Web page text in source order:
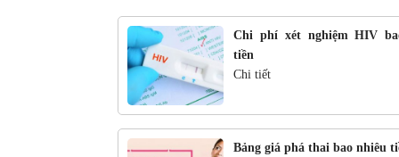
Chi phí xét nghiệm HIV
tiền
Chi tiết
Bảng giá phá thai bao nhiêu